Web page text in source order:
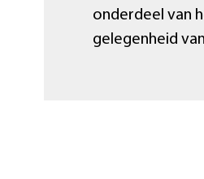
onderdeel van
gelegenheid